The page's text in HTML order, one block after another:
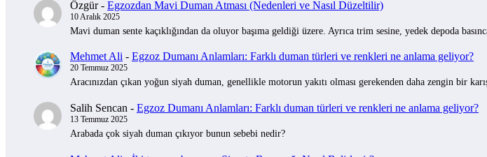
Özgür- Egzozdan Mavi Duman Atması (Nedenleri ve Nasıl Düzeltilir)
10 Aralık 2025
Mavi duman sente kaçıklığından da oluyor başıma geldiği üzere. Ayrıca trim sesine, yedek depoda
Mehmet Ali - Egzoz Dumanı Anlamları: Farklı duman türleri ve renkleri ne anlama geliyor?
20 Temmuz 2025
Aracınızdan çıkan yoğun siyah duman, genellikle motorun yakıtı olması gerekenden daha zengin bir
Salih Sencan - Egzoz Dumanı Anlamları: Farklı duman türleri ve renkleri ne anlama geliyor?
13 Temmuz 2025
Arabada çok siyah duman çıkıyor bunun sebebi nedir?